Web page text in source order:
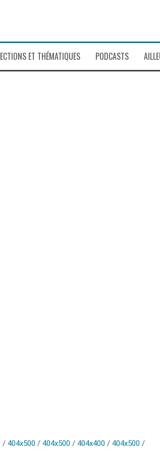
ET THÉMATIQUES PODCASTS
/ 404x500 / 404x500 / 404x400 / 404x500 /